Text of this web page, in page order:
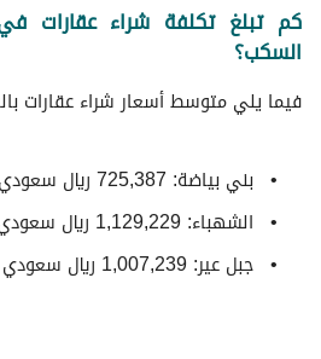
كم تبلغ تكلفة شراء عقارات
السكب؟
فيما يلي متوسط ​​أسعار شراء عقارات
بني بياضة: 725,387 ريال سعودي
الشهباء: 1,129,229 ريال سعودي
جبل عير: 1,007,239 ريال سعودي